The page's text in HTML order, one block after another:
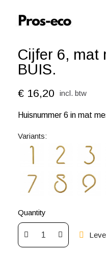
Cijfer 6, mat
BUIS.
€ 16,20 incl. btw
Huisnummer 6 in mat
Variants:
Quantity